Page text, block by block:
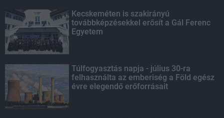
Kecskeméten is szakirányú
továbbképzésekkel erősít a Gál Ferenc
Egyetem
Túlfogyasztás napja - július 30-ra
felhasználta az emberiség a Föld egész
évre elegendő erőforrásait